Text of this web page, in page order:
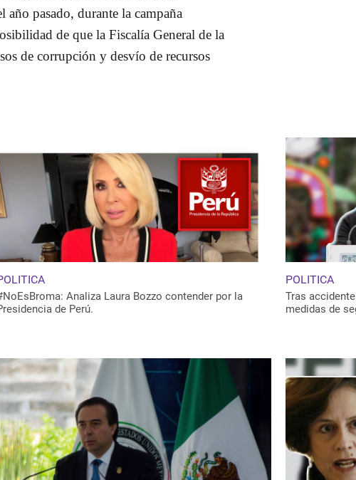
pasado, durante la campaña
de que la Fiscalía General de la
de corrupción y desvío de recursos
Analiza Laura Bozzo contender por la
de Perú.
POLITICA
Tras
medidas de